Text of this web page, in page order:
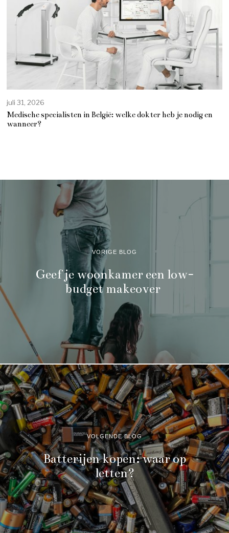
juli 31, 2026
Medische specialisten in België: welke dokter heb je nodig en
wanneer?
VORIGE BLOG
Geef je woonkamer een low-
budget makeover
VOLGENDE BLOG
Batterijen kopen: waar op
letten?